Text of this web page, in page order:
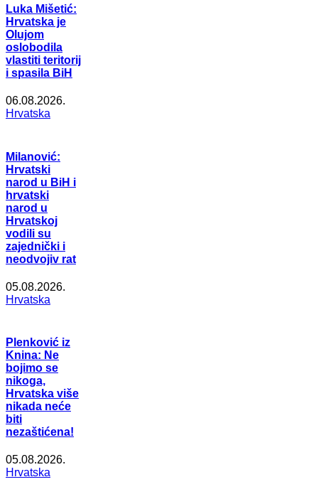
Luka Mišetić:
Hrvatska je
Olujom
oslobodila
vlastiti teritorij
i spasila BiH
06.08.2026.
Hrvatska
Milanović:
Hrvatski
narod u BiH i
hrvatski
narod u
Hrvatskoj
vodili su
zajednički i
neodvojiv rat
05.08.2026.
Hrvatska
Plenković iz
Knina: Ne
bojimo se
nikoga,
Hrvatska više
nikada neće
biti
nezaštićena!
05.08.2026.
Hrvatska